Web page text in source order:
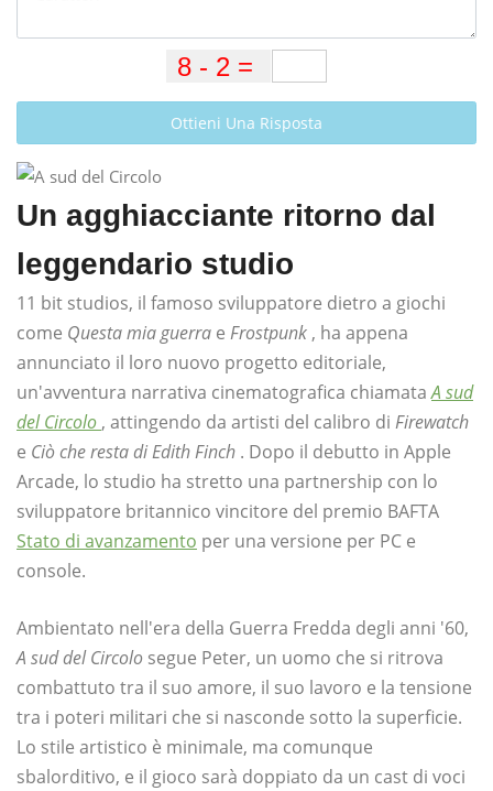
Ottieni Una Risposta
Un agghiacciante ritorno dal
leggendario studio
11 bit studios, il famoso sviluppatore dietro a giochi
come Questa mia guerra e Frostpunk , ha appena
annunciato il loro nuovo progetto editoriale,
un'avventura narrativa cinematografica chiamataA sud
del Circolo , attingendo da artisti del calibro di Firewatch
e Ciò che resta di Edith Finch . Dopo il debutto in Apple
Arcade, lo studio ha stretto una partnership con lo
sviluppatore britannico vincitore del premio BAFTA
Stato di avanzamento per una versione per PC e
console.
Ambientato nell'era della Guerra Fredda degli anni '60,
A sud del Circolo segue Peter, un uomo che si ritrova
combattuto tra il suo amore, il suo lavoro e la tensione
tra i poteri militari che si nasconde sotto la superficie.
Lo stile artistico è minimale, ma comunque
sbalorditivo, e il gioco sarà doppiato da un cast di voci